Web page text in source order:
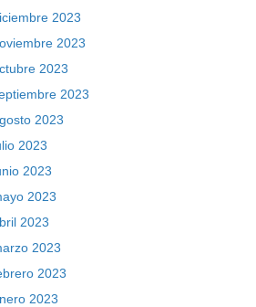
2023
2023
2023
2023
2023
2023
2023
2023
2023
2023
2023
2023